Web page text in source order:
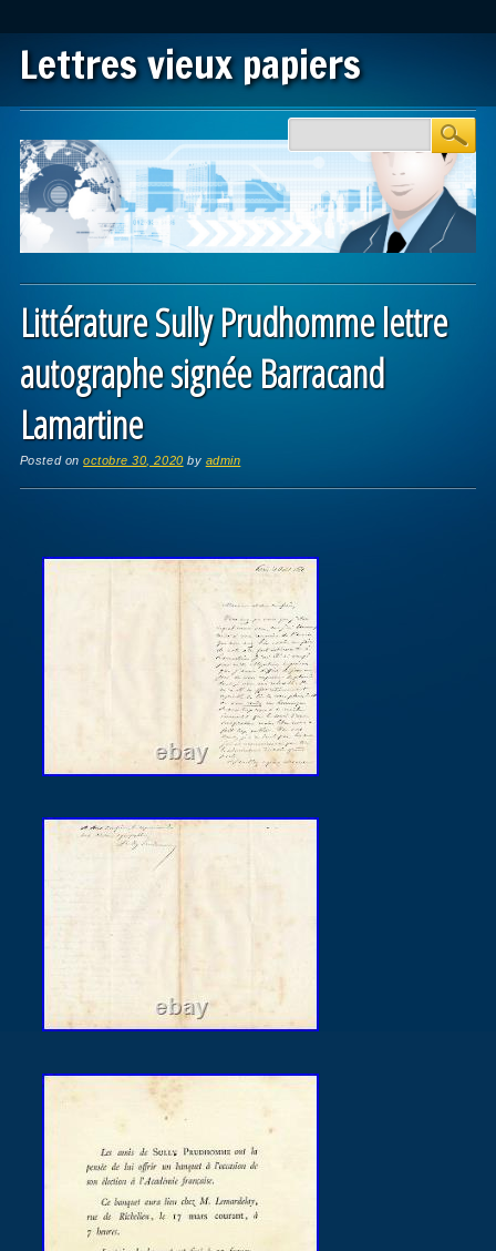
Lettres vieux papiers
Main menu
Littérature Sully Prudhomme lettre
autographe signée Barracand
Lamartine
Posted onoctobre 30, 2020 by admin